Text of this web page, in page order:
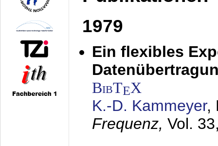
1979
Ein flexibles
BibTEX
K.-D. Kammeyer,
Frequenz, Vol.